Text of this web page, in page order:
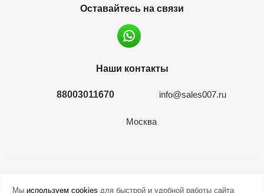
Оставайтесь на связи
Наши контакты
88003011670 info@sales007.ru
Москва
Мы используем cookies для быстрой и удобной работы сайта